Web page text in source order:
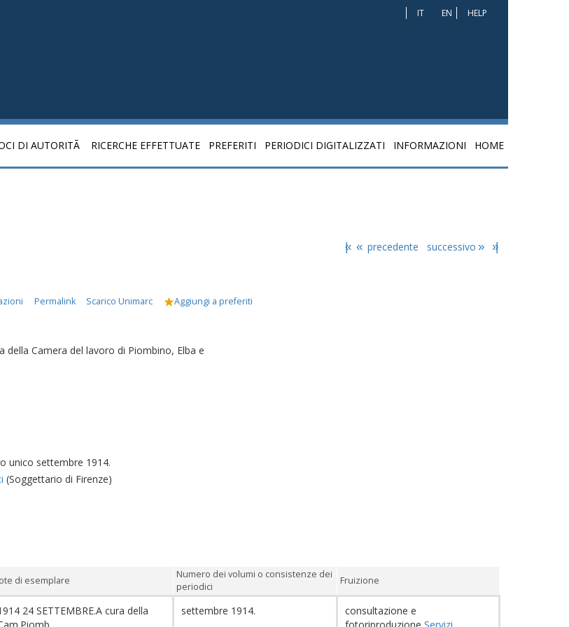
IT EN HELP
DI AUTORITÃ RICERCHE EFFETTUATE PREFERITI PERIODICI DIGITALIZZATI INFORMAZIONI HOME
|« « precedente successivo » »|
Permalink Scarico Unimarc
Aggiungi a preferiti
della Camera del lavoro di Piombino, Elba e
unico settembre 1914.
(Soggettario di Firenze)
di esemplare
Numero dei volumi o consistenze dei
periodici
Fruizione
24 SETTEMBRE.A cura della
settembre 1914.
consultazione e